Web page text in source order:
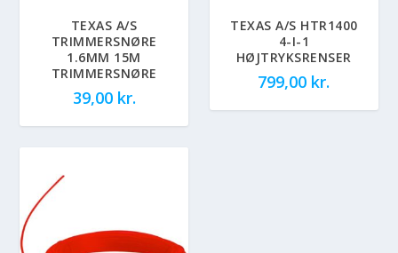
TEXAS A/S
TRIMMERSNØRE
1.6MM 15M
TRIMMERSNØRE
39,00 kr.
TEXAS A/S HTR1400
4-I-1
HØJTRYKSRENSER
799,00 kr.